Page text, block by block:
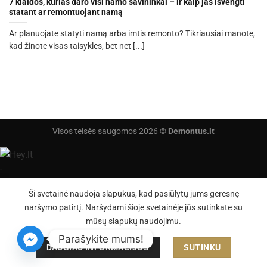
7 klaidos, kurias daro visi namo savininkai – ir kaip jas išvengti
statant ar remontuojant namą
Ar planuojate statyti namą arba imtis remonto? Tikriausiai manote,
kad žinote visas taisykles, bet net [...]
Visos teisės saugomos 2026 © Demontus.lt
Ši svetainė naudoja slapukus, kad pasiūlytų jums geresnę
naršymo patirtį. Naršydami šioje svetainėje jūs sutinkate su
mūsų slapukų naudojimu.
DAUGIAU INFORMACIJOS SUTINKU
Parašykite mums!